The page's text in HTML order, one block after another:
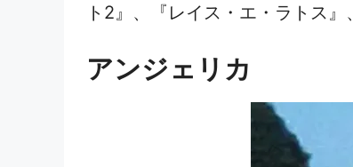
ト2』、『レイス・エ・ラトス
アンジェリカ